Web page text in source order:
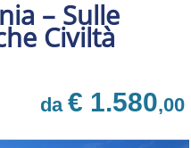
– Sulle
Civiltà
da € 1.580,00